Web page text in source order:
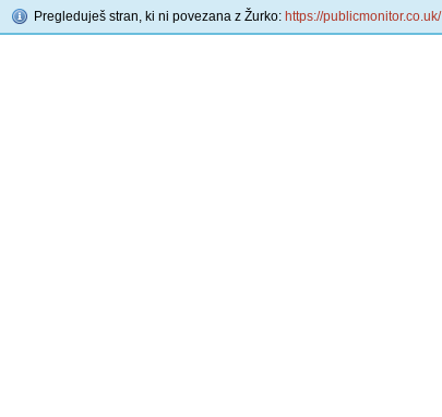
Pregleduješ stran, ki ni povezana z Žurko: https://publicmonitor.co.uk/